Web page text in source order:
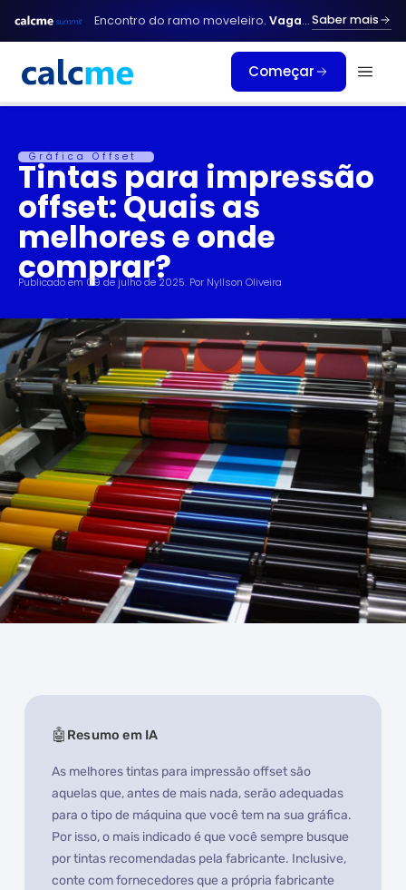
para
conteúdo
Encontro do ramo moveleiro. Vagas limitadas. Saber mais
Começar
Gráfica Offset
Tintas para impressão
offset: Quais as
melhores e onde
comprar?
Publicado em 09 de julho de 2025. Por Nyllson Oliveira
Resumo em IA
As melhores tintas para impressão offset são
aquelas que, antes de mais nada, serão adequadas
para o tipo de máquina que você tem na sua gráfica.
Por isso, o mais indicado é que você sempre busque
por tintas recomendadas pela fabricante. Inclusive,
conte com fornecedores que a própria fabricante